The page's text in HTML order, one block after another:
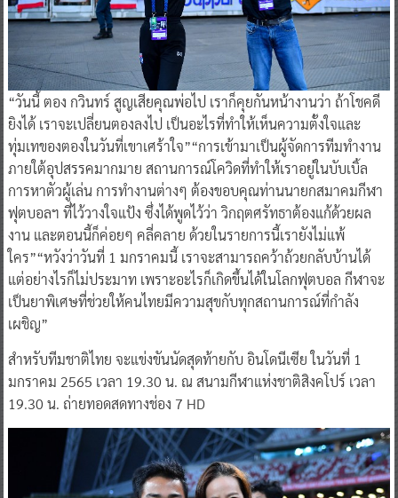
“วันนี้ ตอง กวินทร์ สูญเสียคุณพ่อไป เราก็คุยกันหน้างานว่า ถ้าโชคดี
ยิงได้ เราจะเปลี่ยนตองลงไป เป็นอะไรที่ทำให้เห็นความตั้งใจและ
ทุ่มเทของตองในวันที่เขาเศร้าใจ”“การเข้ามาเป็นผู้จัดการทีมทำงาน
ภายใต้อุปสรรคมากมาย สถานการณ์โควิดที่ทำให้เราอยู่ในบับเบิ้ล
การหาตัวผู้เล่น การทำงานต่างๆ ต้องขอบคุณท่านนายกสมาคมกีฬา
ฟุตบอลฯ ที่ไว้วางใจแป้ง ซึ่งได้พูดไว้ว่า วิกฤตศรัทธาต้องแก้ด้วยผล
งาน และตอนนี้ก็ค่อยๆ คลี่คลาย ด้วยในรายการนี้เรายังไม่แพ้
ใคร”“หวังว่าวันที่ 1 มกราคมนี้ เราจะสามารถคว้าถ้วยกลับบ้านได้
แต่อย่างไรก็ไม่ประมาท เพราะอะไรก็เกิดขึ้นได้ในโลกฟุตบอล กีฬาจะ
เป็นยาพิเศษที่ช่วยให้คนไทยมีความสุขกับทุกสถานการณ์ที่กำลัง
เผชิญ”
สำหรับทีมชาติไทย จะแข่งขันนัดสุดท้ายกับ อินโดนีเซีย ในวันที่ 1
มกราคม 2565 เวลา 19.30 น. ณ สนามกีฬาแห่งชาติสิงคโปร์ เวลา
19.30 น. ถ่ายทอดสดทางช่อง 7 HD